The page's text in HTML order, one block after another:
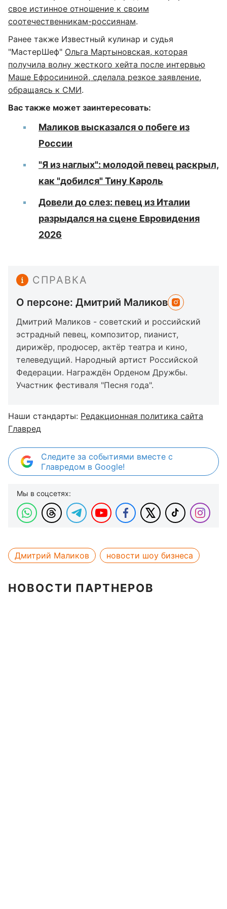
свое истинное отношение к своим
соотечественникам-россиянам.
Ранее также Известный кулинар и судья
"МастерШеф" Ольга Мартыновская, которая
получила волну жесткого хейта после интервью
Маше Ефросининой, сделала резкое заявление,
обращаясь к СМИ.
Вас также может заинтересовать:
Маликов высказался о побеге из
России
"Я из наглых": молодой певец раскрыл,
как "добился" Тину Кароль
Довели до слез: певец из Италии
разрыдался на сцене Евровидения
2026
СПРАВКА
О персоне: Дмитрий Маликов
Дмитрий Маликов - советский и российский
эстрадный певец, композитор, пианист,
дирижёр, продюсер, актёр театра и кино,
телеведущий. Народный артист Российской
Федерации. Награждён Орденом Дружбы.
Участник фестиваля "Песня года".
Наши стандарты: Редакционная политика сайта
Главред
Следите за событиями вместе с
Главредом в Google!
Мы в соцсетях:
Дмитрий Маликов новости шоу бизнеса
НОВОСТИ ПАРТНЕРОВ